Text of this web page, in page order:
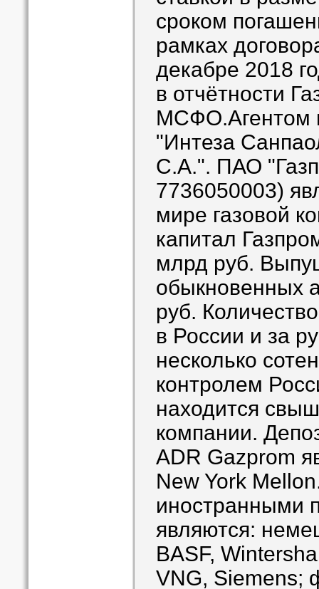
сроком
рамках
декабре 2018
в отчётности
МСФО.Агентом
"Интеза
С.А.". ПАО
7736050003)
мире газовой
капитал
млрд руб.
обыкновенных
руб.
в России и за
несколько
контролем
находится
компании.
ADR Gazprom
New York
иностранными
являются:
BASF,
VNG, Siemens;